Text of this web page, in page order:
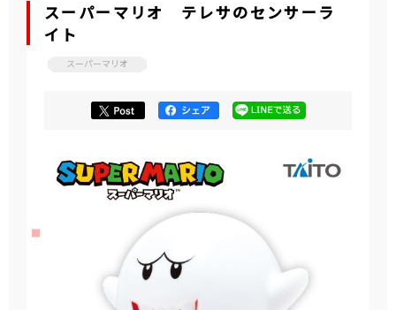
スーパーマリオ テレサのセンサーラ
イト
スーパーマリオ